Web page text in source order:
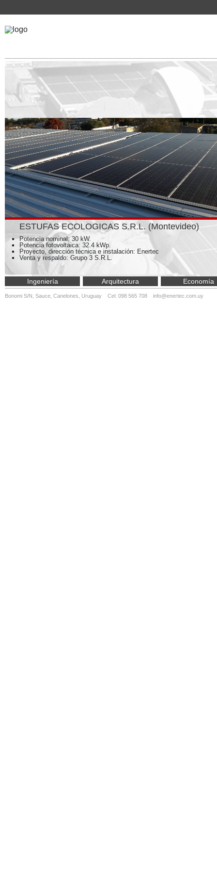
ESTUFAS ECOLOGICAS S.R.L. (Montevideo)
Potencia nominal: 30 kW.
Potencia fotovoltaica: 32.4 kWp.
Proyecto, dirección técnica e instalación: Enertec
Venta y respaldo: Grupo 3 S.R.L.
Ingeniería Arquitectura Economía
Bonomi S/N, Sauce, Canelones, Uruguay Cel: 098 565 708 info@enertec.com.uy